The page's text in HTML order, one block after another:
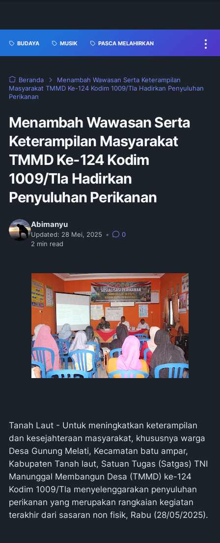
BUDAYA MUSIK PASCA MELAHIRKAN
Beranda
Menambah Wawasan Serta Keterampilan
Masyarakat TMMD Ke-124 Kodim 1009/Tla Hadirkan Penyuluhan
Perikanan
Menambah Wawasan Serta
Keterampilan Masyarakat
TMMD Ke-124 Kodim
1009/Tla Hadirkan
Penyuluhan Perikanan
Abimanyu
Updated: 28 Mei, 2025 •
0
2 min read
Tanah Laut - Untuk meningkatkan keterampilan
dan kesejahteraan masyarakat, khususnya warga
Desa Gunung Melati, Kecamatan batu ampar,
Kabupaten Tanah laut, Satuan Tugas (Satgas) TNI
Manunggal Membangun Desa (TMMD) ke-124
Kodim 1009/Tla menyelenggarakan penyuluhan
perikanan yang merupakan rangkaian kegiatan
terakhir dari sasaran non fisik, Rabu (28/05/2025).